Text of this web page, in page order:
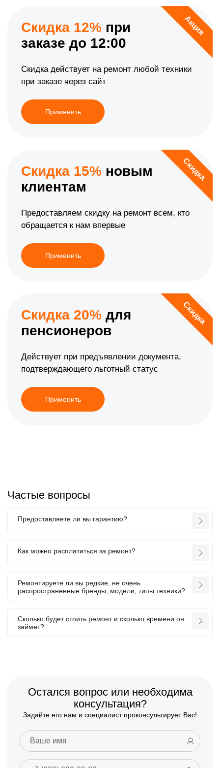
Акция
Скидка 12% при
заказе до 12:00
Скидка действует на ремонт любой техники
при заказе через сайт
Применить
Скидка
Скидка 15% новым
клиентам
Предоставляем скидку на ремонт всем, кто
обращается к нам впервые
Применить
Скидка
Скидка 20% для
пенсионеров
Действует при предъявлении документа,
подтверждающего льготный статус
Применить
Частые вопросы
Предоставляете ли вы гарантию?
Как можно расплатиться за ремонт?
Ремонтируете ли вы редкие, не очень
распространенные бренды, модели, типы техники?
Сколько будет стоить ремонт и сколько времени он
займет?
Остался вопрос или необходима
консультация?
Задайте его нам и специалист проконсультирует Вас!